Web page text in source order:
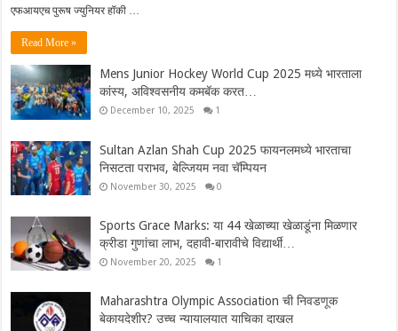
एफआयएच पुरूष ज्युनियर हॉकी …
Read More »
Mens Junior Hockey World Cup 2025 मध्ये भारताला
कांस्य, अविश्वसनीय कमबॅक करत…
December 10, 2025 1
Sultan Azlan Shah Cup 2025 फायनलमध्ये भारताचा
निसटता पराभव, बेल्जियम नवा चॅम्पियन
November 30, 2025 0
Sports Grace Marks: या 44 खेळाच्या खेळाडूंना मिळणार
क्रीडा गुणांचा लाभ, दहावी-बारावीचे विद्यार्थी…
November 20, 2025 1
Maharashtra Olympic Association ची निवडणूक
बेकायदेशीर? उच्च न्यायालयात याचिका दाखल